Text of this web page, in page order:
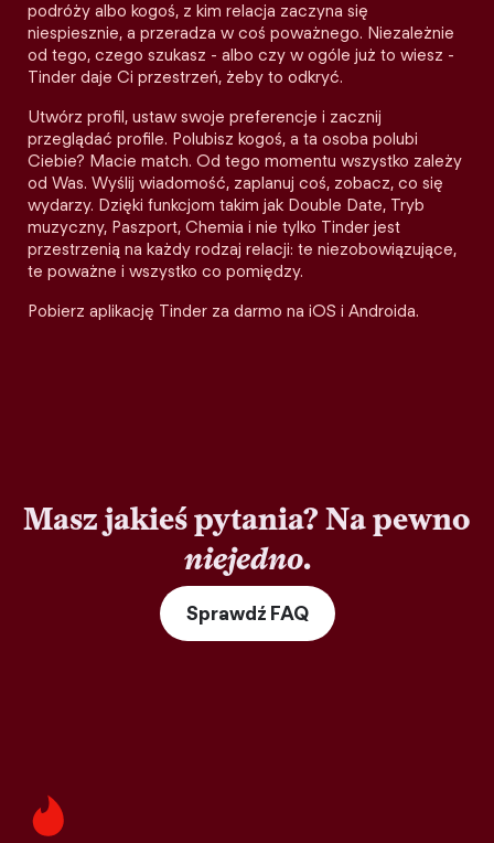
podróży albo kogoś, z kim relacja zaczyna się
niespiesznie, a przeradza w coś poważnego. Niezależnie
od tego, czego szukasz - albo czy w ogóle już to wiesz -
Tinder daje Ci przestrzeń, żeby to odkryć.
Utwórz profil, ustaw swoje preferencje i zacznij
przeglądać profile. Polubisz kogoś, a ta osoba polubi
Ciebie? Macie match. Od tego momentu wszystko zależy
od Was. Wyślij wiadomość, zaplanuj coś, zobacz, co się
wydarzy. Dzięki funkcjom takim jak Double Date, Tryb
muzyczny, Paszport, Chemia i nie tylko Tinder jest
przestrzenią na każdy rodzaj relacji: te niezobowiązujące,
te poważne i wszystko co pomiędzy.
Pobierz aplikację Tinder za darmo na iOS i Androida.
Masz jakieś pytania? Na pewno
niejedno.
Sprawdź FAQ